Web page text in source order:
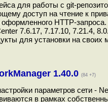
для работы с git-
доступ на чтение к
HTTP-
7.6.17, 7.17.10, 7.21.4,
для установки на своих
1.40.0 (84 +7)
параметров сети -
в рамках